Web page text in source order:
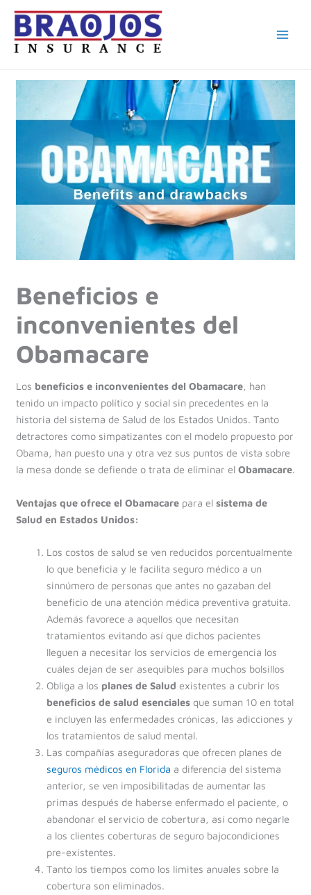
contenido
Beneficios e
inconvenientes del
Obamacare
Los beneficios e inconvenientes del Obamacare, han
tenido un impacto político y social sin precedentes en la
historia del sistema de Salud de los Estados Unidos. Tanto
detractores como simpatizantes con el modelo propuesto por
Obama, han puesto una y otra vez sus puntos de vista sobre
la mesa donde se defiende o trata de eliminar el Obamacare.
Ventajas que ofrece el Obamacarepara elsistema de
Salud en Estados Unidos:
Los costos de salud se ven reducidos porcentualmente
lo que beneficia y le facilita seguro médico a un
sinnúmero de personas que antes no gazaban del
beneficio de una atención médica preventiva gratuita.
Además favorece a aquellos que necesitan
tratamientos evitando así que dichos pacientes
lleguen a necesitar los servicios de emergencia los
cuáles dejan de ser asequibles para muchos bolsillos
Obliga a los planes de Salud existentes a cubrir los
beneficios de salud esencialesque suman 10 en total
e incluyen las enfermedades crónicas, las adicciones y
los tratamientos de salud mental.
Las compañías aseguradoras que ofrecen planes de
seguros médicos en Florida a diferencia del sistema
anterior, se ven imposibilitadas de aumentar las
primas después de haberse enfermado el paciente, o
abandonar el servicio de cobertura, así como negarle
a los clientes coberturas de seguro bajocondiciones
pre-existentes.
Tanto los tiempos como los límites anuales sobre la
cobertura son eliminados.